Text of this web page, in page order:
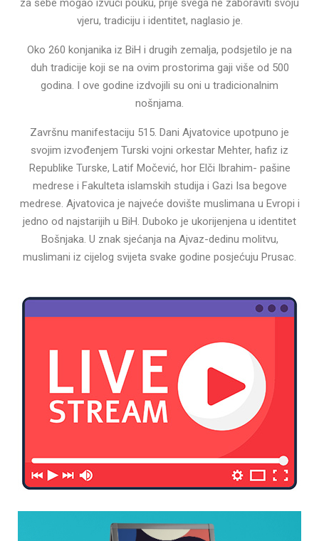
vjeru, tradiciju i identitet, naglasio je.
Oko 260 konjanika iz BiH i drugih zemalja, podsjetilo je na
duh tradicije koji se na ovim prostorima gaji više od 500
godina. I ove godine izdvojili su oni u tradicionalnim
nošnjama.
Završnu manifestaciju 515. Dani Ajvatovice upotpuno je
svojim izvođenjem Turski vojni orkestar Mehter, hafiz iz
Republike Turske, Latif Močević, hor Elči Ibrahim- pašine
medrese i Fakulteta islamskih studija i Gazi Isa begove
medrese. Ajvatovica je najveće dovište muslimana u Evropi i
jedno od najstarijih u BiH. Duboko je ukorijenjena u identitet
Bošnjaka. U znak sjećanja na Ajvaz-dedinu molitvu,
muslimani iz cijelog svijeta svake godine posjećuju Prusac.